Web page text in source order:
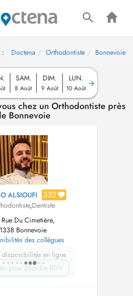
: Doctena Orthodontiste Bonnevoie
SAM.
8 Août
DIM.
9 Août
LUN.
10 Août
chez un Orthodontiste près
Bonnevoie
ALSIOUFI 332
,Dentiste
Du Cimetière,
1338 Bonnevoie
des collègues
disponibilités en ligne
pour prendre RDV